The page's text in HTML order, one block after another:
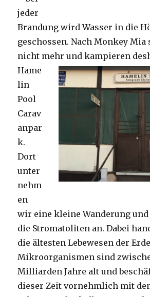
jeder
Brandung wird Wasser in die
geschossen. Nach Monkey Mia
nicht mehr und kampieren
Hame
lin
Pool
Carav
anpar
k.
Dort
unter
nehm
en
wir eine kleine Wanderung und
die Stromatoliten an. Dabei
die ältesten Lebewesen der
Mikroorganismen sind
Milliarden Jahre alt und
dieser Zeit vornehmlich mit